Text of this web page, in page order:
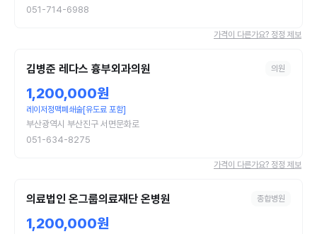
051-714-6988
가격이 다른가요? 정정 제보
김병준 레다스 흉부외과의원 의원
1,200,000원
레이저정맥폐쇄술[유도료 포함]
부산광역시 부산진구 서면문화로
051-634-8275
가격이 다른가요? 정정 제보
의료법인 온그룹의료재단 온병원 종합병원
1,200,000원